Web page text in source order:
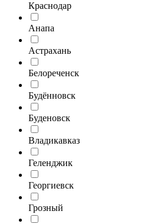
Краснодар
Анапа
Астрахань
Белореченск
Будённовск
Буденовск
Владикавказ
Геленджик
Георгиевск
Грозный